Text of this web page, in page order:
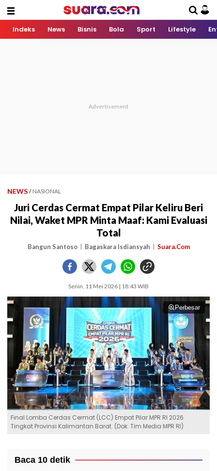
Indeks News Bisnis Bola Sport Lifestyle
NEWS / NASIONAL
Juri Cerdas Cermat Empat Pilar Keliru Beri
Nilai, Waket MPR Minta Maaf: Kami Evaluasi
Total
Bangun Santoso Bagaskara Isdiansyah Suara.Com
Senin, 11 Mei 2026 | 18:43 WIB
Perbesar
Final Lomba Cerdas Cermat (LCC) Empat Pilar MPR RI 2026
Tingkat Provinsi Kalimantan Barat. (Dok. Tim Media MPR RI)
Baca 10 detik